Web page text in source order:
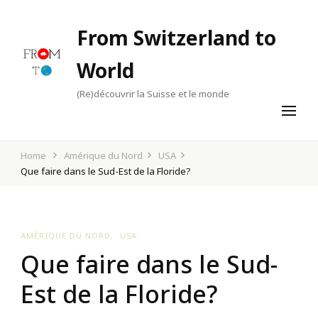
From Switzerland to
World
(Re)découvrir la Suisse et le monde
Home Amérique du Nord
USA
Que faire dans le Sud-Est de la Floride?
AMÉRIQUE DU NORD USA
Que faire dans le Sud-
Est de la Floride?